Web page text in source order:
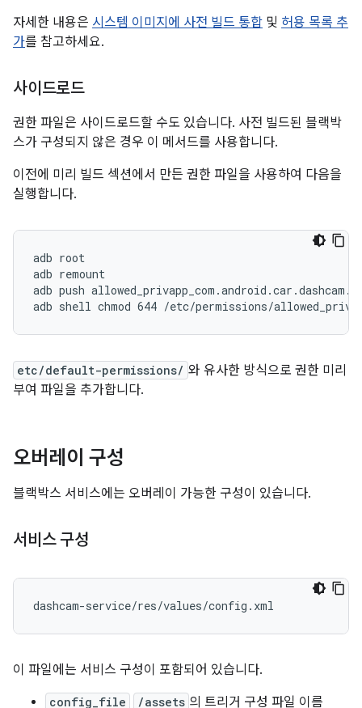
자세한 내용은 시스템 이미지에 사전 빌드 통합 및 허용 목록 추
가를 참고하세요.
사이드로드
권한 파일은 사이드로드할 수도 있습니다. 사전 빌드된 블랙박
스가 구성되지 않은 경우 이 메서드를 사용합니다.
이전에 미리 빌드 섹션에서 만든 권한 파일을 사용하여 다음을
실행합니다.
adb root
adb remount
adb push
adb shell chmod 644 /etc/permissions/
etc/default-permissions/ 와 유사한 방식으로 권한 미리
부여 파일을 추가합니다.
오버레이 구성
블랙박스 서비스에는 오버레이 가능한 구성이 있습니다.
서비스 구성
이 파일에는 서비스 구성이 포함되어 있습니다.
config_file /assets 의 트리거 구성 파일 이름